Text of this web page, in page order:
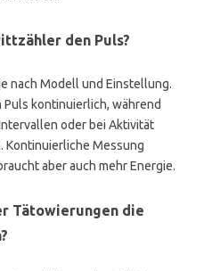
den Puls?
nach Modell und Einstellung.
Puls kontinuierlich, während
oder bei Aktivität
Kontinuierliche Messung
aber auch mehr Energie.
Tätowierungen die